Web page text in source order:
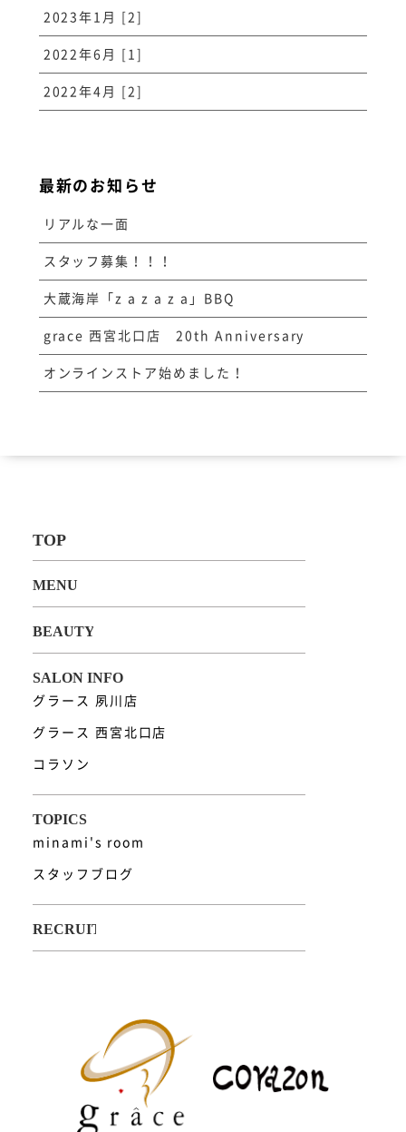
2023年1月 [2]
2022年6月 [1]
2022年4月 [2]
最新のお知らせ
リアルな一面
スタッフ募集！！！
大蔵海岸「z a z a z a」BBQ
grace 西宮北口店 20th Anniversary
オンラインストア始めました！
グラース 夙川店
グラース 西宮北口店
コラソン
minami's room
スタッフブログ